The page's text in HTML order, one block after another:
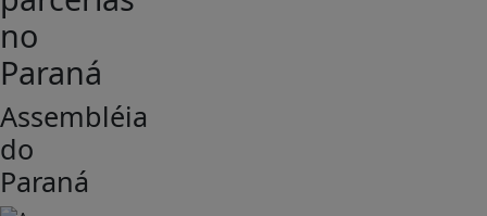
no
Paraná
Assembléia
do
Paraná